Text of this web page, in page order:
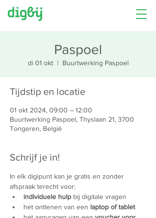
Paspoel
di 01 okt
  |
Buurtwerking Paspoel
Tijdstip en locatie
01 okt 2024, 09:00 – 12:00
Buurtwerking Paspoel, Thyslaan 21, 3700
Tongeren, België
Schrijf je in!
In elk digipunt kan je gratis en zonder
afspraak terecht voor:
individuele hulp bij digitale vragen
het ontlenen van een laptop of tablet